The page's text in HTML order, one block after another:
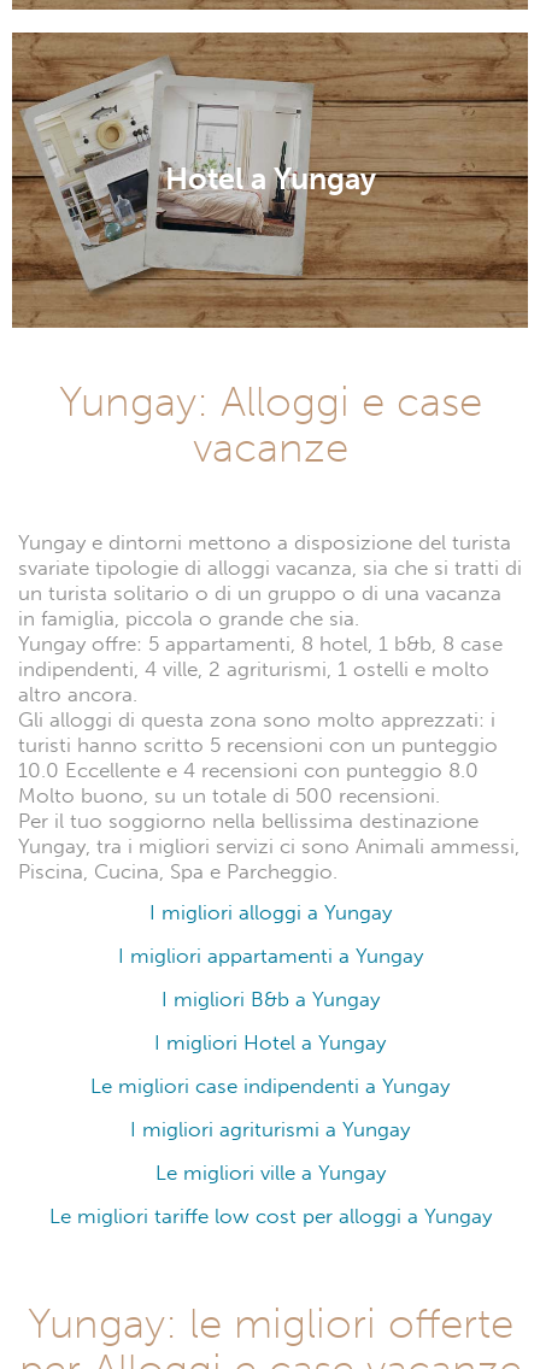
Hotel a Yungay
Yungay: Alloggi e case
vacanze
Yungay e dintorni mettono a disposizione del turista
svariate tipologie di alloggi vacanza, sia che si tratti di
un turista solitario o di un gruppo o di una vacanza
in famiglia, piccola o grande che sia.
Yungay offre: 5 appartamenti, 8 hotel, 1 b&b, 8 case
indipendenti, 4 ville, 2 agriturismi, 1 ostelli e molto
altro ancora.
Gli alloggi di questa zona sono molto apprezzati: i
turisti hanno scritto 5 recensioni con un punteggio
10.0 Eccellente e 4 recensioni con punteggio 8.0
Molto buono, su un totale di 500 recensioni.
Per il tuo soggiorno nella bellissima destinazione
Yungay, tra i migliori servizi ci sono Animali ammessi,
Piscina, Cucina, Spa e Parcheggio.
I migliori alloggi a Yungay
I migliori appartamenti a Yungay
I migliori B&b a Yungay
I migliori Hotel a Yungay
Le migliori case indipendenti a Yungay
I migliori agriturismi a Yungay
Le migliori ville a Yungay
Le migliori tariffe low cost per alloggi a Yungay
Yungay: le migliori offerte